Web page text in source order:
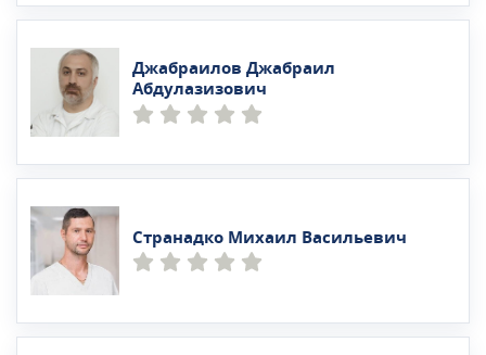
Джабраилов Джабраил
Абдулазизович
Странадко Михаил Васильевич